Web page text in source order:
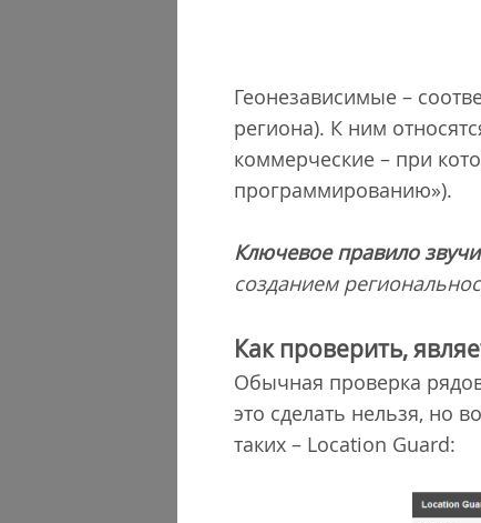
Геонезависимые –
региона). К ним
коммерческие – при
программированию»).
Ключевое правило
созданием
Как проверить,
Обычная проверка
это сделать нельзя, но
таких – Location Guard: